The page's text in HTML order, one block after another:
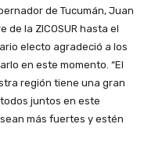
de Tucumán, Juan
de la ZICOSUR hasta el
electo agradeció a los
en este momento. “El
región tiene una gran
juntos en este
más fuertes y estén